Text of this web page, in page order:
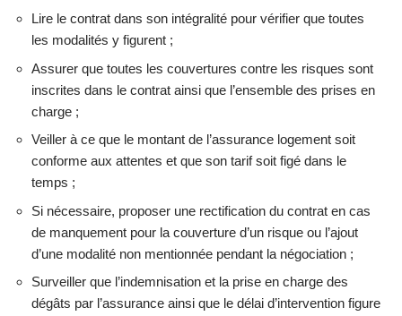
Lire le contrat dans son intégralité pour vérifier que toutes
les modalités y figurent ;
Assurer que toutes les couvertures contre les risques sont
inscrites dans le contrat ainsi que l’ensemble des prises en
charge ;
Veiller à ce que le montant de l’assurance logement soit
conforme aux attentes et que son tarif soit figé dans le
temps ;
Si nécessaire, proposer une rectification du contrat en cas
de manquement pour la couverture d’un risque ou l’ajout
d’une modalité non mentionnée pendant la négociation ;
Surveiller que l’indemnisation et la prise en charge des
dégâts par l’assurance ainsi que le délai d’intervention figure